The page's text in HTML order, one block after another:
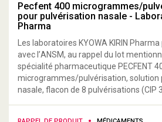
Pecfent 400 microgrammes/
pour pulvérisation nasale -
Pharma
Les laboratoires KYOWA KIRIN
avec l’ANSM, au rappel du lot
spécialité pharmaceutique PECFENT
microgrammes/pulvérisation, solution
nasale, flacon de 8 pulvérisations (CIP